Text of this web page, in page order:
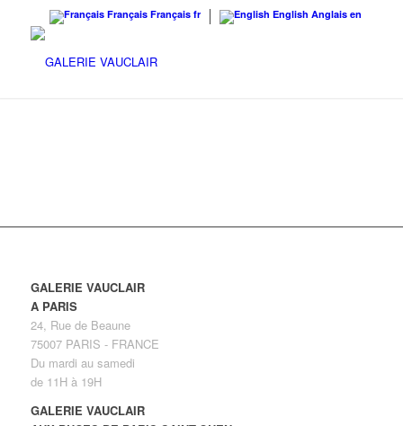
Français Français fr English Anglais en
GALERIE VAUCLAIR
A PARIS
24, Rue de Beaune
75007 PARIS - FRANCE
Du mardi au samedi
de 11H à 19H
GALERIE VAUCLAIR